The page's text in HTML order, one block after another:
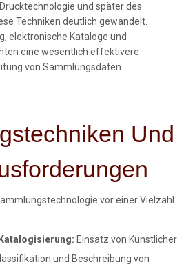
und später des
Techniken deutlich gewandelt.
elektronische Kataloge und
eine wesentlich effektivere
von Sammlungsdaten.
Und
vor einer Vielzahl
Einsatz von Künstlicher
und Beschreibung von